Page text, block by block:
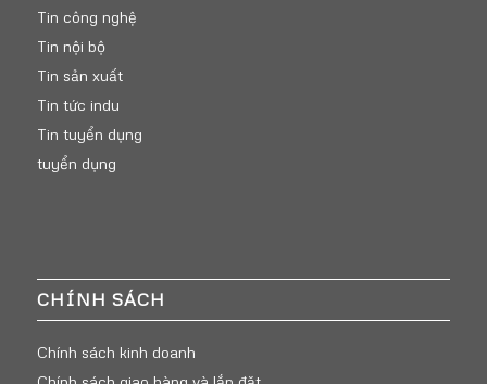
Tin công nghệ
Tin nội bộ
Tin sản xuất
Tin tức indu
Tin tuyển dụng
tuyển dụng
CHÍNH SÁCH
Chính sách kinh doanh